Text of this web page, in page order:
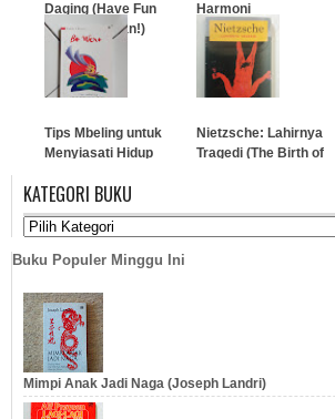
Daging (Have Fun
Being A Vegan!)
Harmoni
…
Tips Mbeling untuk
Menyiasati Hidup
…
Nietzsche: Lahirnya
Tragedi (The Birth of
…
KATEGORI BUKU
Buku Populer Minggu Ini
Mimpi Anak Jadi Naga (Joseph Landri)